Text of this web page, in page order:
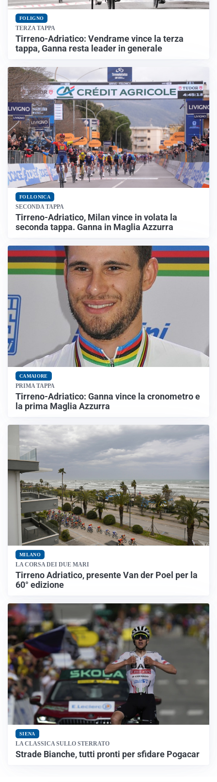
FOLIGNO
TERZA TAPPA
Tirreno-Adriatico: Vendrame vince la terza
tappa, Ganna resta leader in generale
FOLLONICA
SECONDA TAPPA
Tirreno-Adriatico, Milan vince in volata la
seconda tappa. Ganna in Maglia Azzurra
CAMAIORE
PRIMA TAPPA
Tirreno-Adriatico: Ganna vince la cronometro e
la prima Maglia Azzurra
MILANO
LA CORSA DEI DUE MARI
Tirreno Adriatico, presente Van der Poel per la
60° edizione
SIENA
LA CLASSICA SULLO STERRATO
Strade Bianche, tutti pronti per sfidare Pogacar